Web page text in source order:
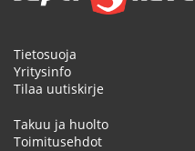
Tietosuoja
Yritysinfo
Tilaa uutiskirje
Takuu ja huolto
Toimitusehdot